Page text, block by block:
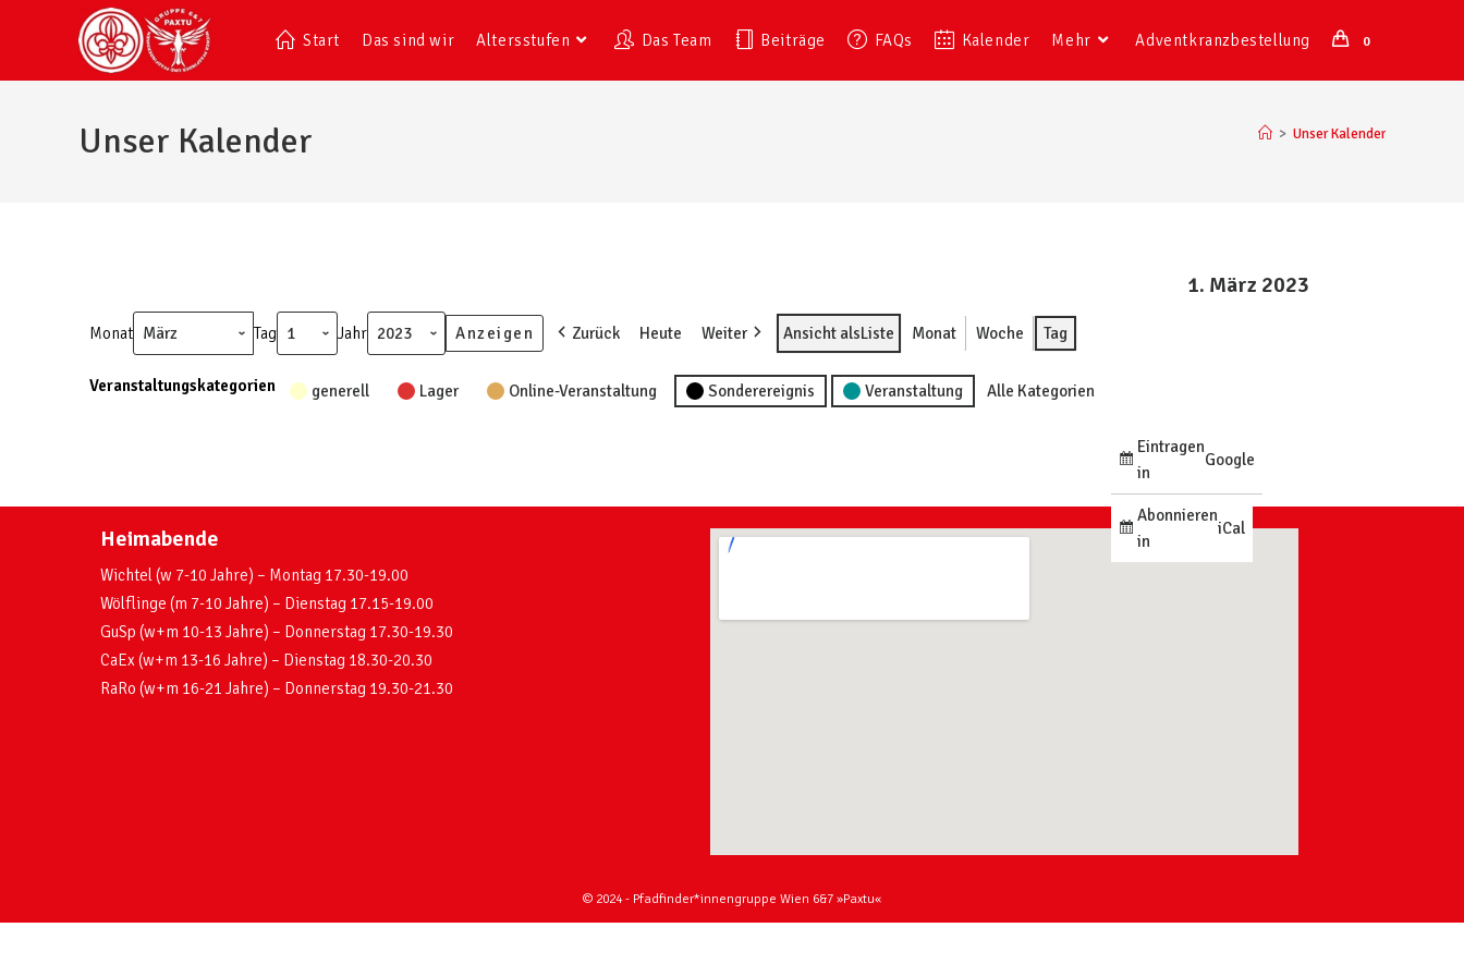
Start Das sind wir Altersstufen Das Team Beiträge FAQs Kalender Mehr Adventkranzbestellung 0
Unser Kalender > Unser Kalender
1. März 2023
Monat Tag Jahr Zurück Heute Weiter Ansicht alsListe Monat Woche Tag
Veranstaltungskategorien generell Lager Online-Veranstaltung Sonderereignis Veranstaltung Alle Kategorien
Eintragen
in
Google
Abonnieren
in
iCal
Heimabende
Wichtel (w 7-10 Jahre) – Montag 17.30-19.00
Wölflinge (m 7-10 Jahre) – Dienstag 17.15-19.00
GuSp (w+m 10-13 Jahre) – Donnerstag 17.30-19.30
CaEx (w+m 13-16 Jahre) – Dienstag 18.30-20.30
RaRo (w+m 16-21 Jahre) – Donnerstag 19.30-21.30
© 2024 - Pfadfinder*innengruppe Wien 6&7 »Paxtu«